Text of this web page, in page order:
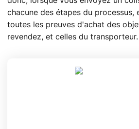
chacune des étapes du processus,
toutes les preuves d'achat des
revendez, et celles du transporteur.